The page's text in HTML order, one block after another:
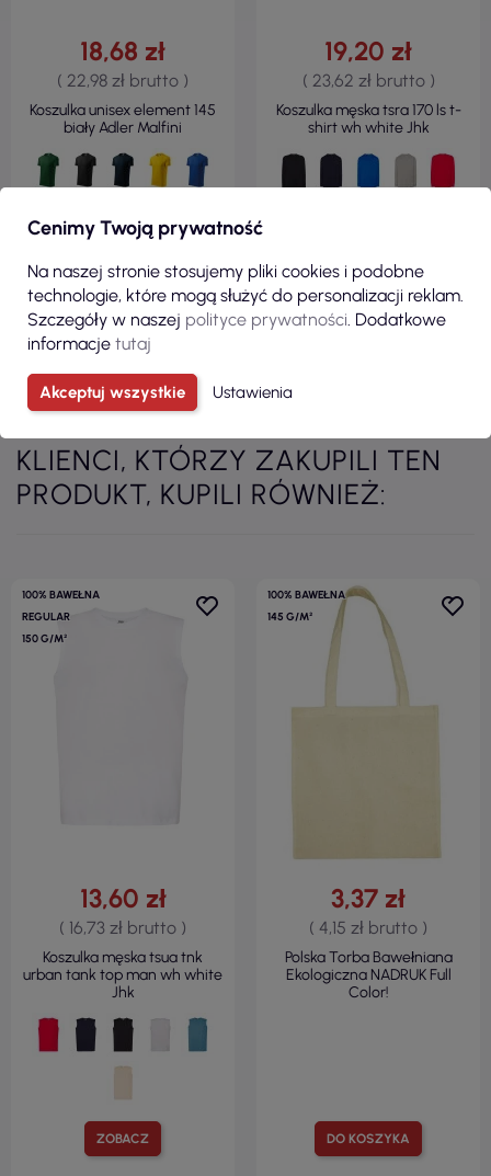
ZOBACZ
18,68 zł
( 22,98 zł brutto )
Koszulka unisex element 145
biały Adler Malfini
ZOBACZ
19,20 zł
( 23,62 zł brutto )
Koszulka męska tsra 170 ls t-
shirt wh white Jhk
Zobacz wszystkie produkty z kategorii
KLIENCI, KTÓRZY ZAKUPILI TEN
PRODUKT, KUPILI RÓWNIEŻ:
100% BAWEŁNA
REGULAR
150 G/M²
ZOBACZ
13,60 zł
( 16,73 zł brutto )
Koszulka męska tsua tnk
urban tank top man wh white
Jhk
100% BAWEŁNA
145 G/M²
DO KOSZYKA
3,37 zł
( 4,15 zł brutto )
Polska Torba Bawełniana
Ekologiczna NADRUK Full
Color!
Cenimy Twoją prywatność
Na naszej stronie stosujemy pliki cookies i podobne
technologie, które mogą służyć do personalizacji reklam.
Szczegóły w naszej polityce prywatności . Dodatkowe
informacje tutaj
Akceptuj wszystkie Ustawienia